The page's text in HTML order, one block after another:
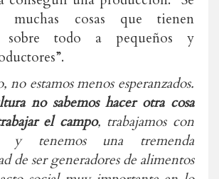
muchas cosas que tienen
sobre todo a pequeños y
no estamos menos esperanzados.
no sabemos hacer otra cosa
el campo, trabajamos con
y tenemos una tremenda
de ser generadores de alimentos